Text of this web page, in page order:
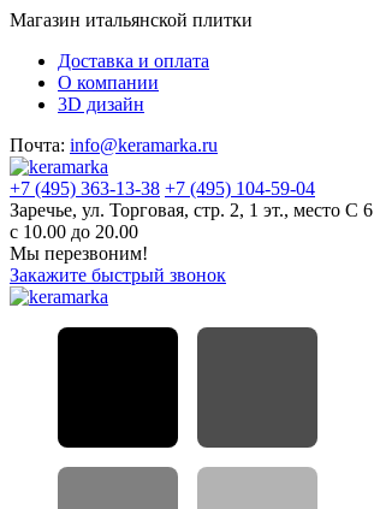
Магазин итальянской плитки
Доставка и оплата
О компании
3D дизайн
Почта: info@keramarka.ru
+7 (495) 363-13-38 +7 (495) 104-59-04
Заречье, ул. Торговая, стр. 2, 1 эт., место С 6
с 10.00 до 20.00
Мы перезвоним!
Закажите быстрый звонок